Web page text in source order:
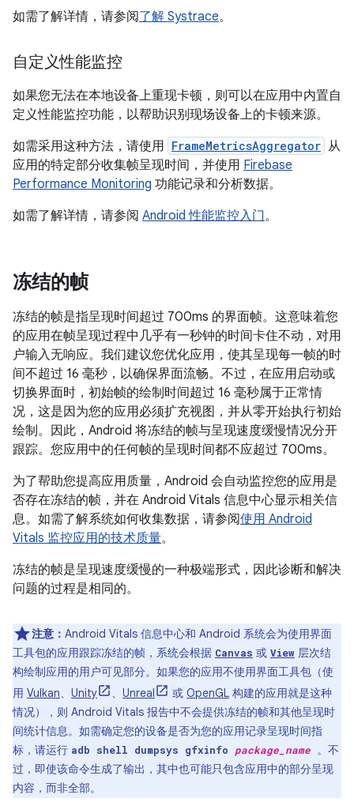
如需了解详情，请参阅了解 Systrace。
自定义性能监控
如果您无法在本地设备上重现卡顿，则可以在应用中内置自
定义性能监控功能，以帮助识别现场设备上的卡顿来源。
如需采用这种方法，请使用 FrameMetricsAggregator 从
应用的特定部分收集帧呈现时间，并使用 Firebase
Performance Monitoring 功能记录和分析数据。
如需了解详情，请参阅 Android 性能监控入门。
冻结的帧
冻结的帧是指呈现时间超过 700ms 的界面帧。这意味着您
的应用在帧呈现过程中几乎有一秒钟的时间卡住不动，对用
户输入无响应。我们建议您优化应用，使其呈现每一帧的时
间不超过 16 毫秒，以确保界面流畅。不过，在应用启动或
切换界面时，初始帧的绘制时间超过 16 毫秒属于正常情
况，这是因为您的应用必须扩充视图，并从零开始执行初始
绘制。因此，Android 将冻结的帧与呈现速度缓慢情况分开
跟踪。您应用中的任何帧的呈现时间都不应超过 700ms。
为了帮助您提高应用质量，Android 会自动监控您的应用是
否存在冻结的帧，并在 Android Vitals 信息中心显示相关信
息。如需了解系统如何收集数据，请参阅使用 Android
Vitals 监控应用的技术质量。
冻结的帧是呈现速度缓慢的一种极端形式，因此诊断和解决
问题的过程是相同的。
注意： Android Vitals 信息中心和 Android 系统会为使用界面
工具包的应用跟踪冻结的帧，系统会根据 Canvas 或 View 层次结
构绘制应用的用户可见部分。如果您的应用不使用界面工具包（使
用 Vulkan、 Unity 、 Unreal 或 OpenGL 构建的应用就是这种
情况），则 Android Vitals 报告中不会提供冻结的帧和其他呈现时
间统计信息。如需确定您的设备是否为您的应用记录呈现时间指
标，请运行 adb shell dumpsys gfxinfo package_name 。不
过，即使该命令生成了输出，其中也可能只包含应用中的部分呈现
内容，而非全部。